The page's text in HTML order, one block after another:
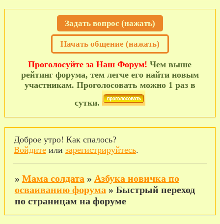
Задать вопрос (нажать)
Начать общение (нажать)
Проголосуйте за Наш Форум! Чем выше
рейтинг форума, тем легче его найти новым
участникам. Проголосовать можно 1 раз в
сутки.
Доброе утро! Как спалось?
Войдитеили зарегистрируйтесь.
» Мама солдата » Азбука новичка по
осваиванию форума » Быстрый переход
по страницам на форуме